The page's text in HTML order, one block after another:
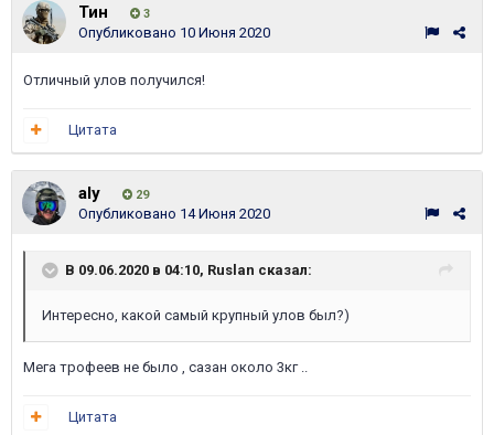
Тин 3
Опубликовано 10 Июня 2020
Отличный улов получился!
Цитата
aly 29
Опубликовано 14 Июня 2020
В 09.06.2020 в 04:10, Ruslan сказал:
Интересно, какой самый крупный улов был?)
Мега трофеев не было , сазан около 3кг ..
Цитата